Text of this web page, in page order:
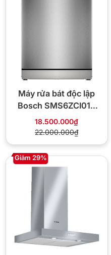
Máy rửa bát độc lập
Bosch SMS6ZCI01P
Seri 6
18.500.000₫
22.000.000₫
Giảm 29%